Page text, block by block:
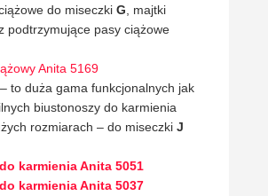
do miseczki G , majtki
podtrzymujące pasy ciążowe
Anita 5169
– to duża gama funkcjonalnych jak
biustonoszy do karmienia
rozmiarach – do miseczki J
karmienia Anita 5051
karmienia Anita 5037